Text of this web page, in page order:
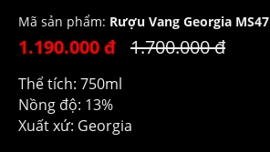
Mã sản phẩm: Rượu Vang Georgia MS47
1.190.000 đ 1.700.000 đ
Thể tích: 750ml
Nồng độ: 13%
Xuất xứ: Georgia